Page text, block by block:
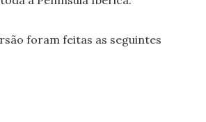
foram feitas as seguintes